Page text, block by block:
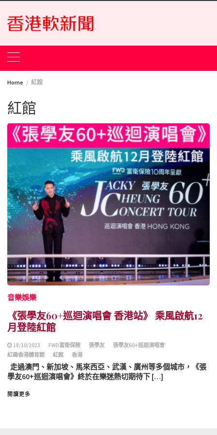
Skip
content
Home 紅館
紅館
音樂娛樂
《張學友60+巡迴演唱會 香港站》 乘風啟航12
月登陸紅館
18/10/2023 FWD富衛保險 張學友
張學友60+巡迴演唱會
紅磡香港體育館
紅館 香港
走過澳門、新加坡、馬來西亞、武漢、廣州等多個城市，《張
學友60+巡迴演唱會》終於在樂迷熱切期待下 […]
閱讀更多